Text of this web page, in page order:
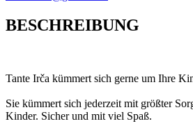
BESCHREIBUNG
Tante Irča kümmert sich gerne um Ihre
Sie kümmert sich jederzeit mit größter
Kinder. Sicher und mit viel Spaß.